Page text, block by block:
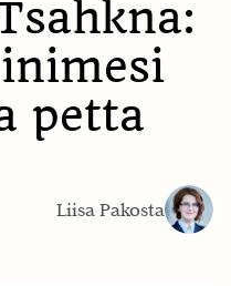
petta
Liisa Pakosta